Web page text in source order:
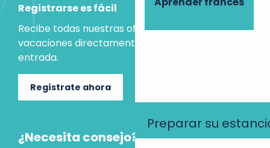
Preparar su
Registrarse es fácil
Recibe todas nuestras ofertas e ideas para las
vacaciones directamente en tu bandeja de
entrada.
Regístrate ahora
¿Necesita consejo?